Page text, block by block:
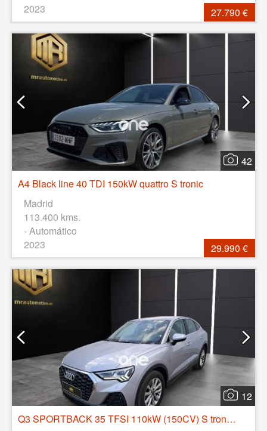
2023
27.790 €
42
A4 Black line 40 TDI 150kW quattro S tronic
Madrid
113.400 kms.
- Automático
2023
29.990 €
12
Q3 SPORTBACK 35 TFSI 110kW (150CV) S tronic Advanced